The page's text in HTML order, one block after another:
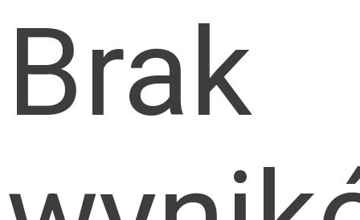
Brak